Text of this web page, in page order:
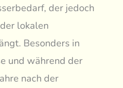
der jedoch
lokalen
Besonders in
und während der
nach der